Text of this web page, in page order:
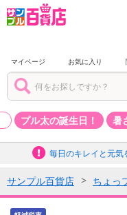
マイページ お気に入り
プル太の誕生日！ 暑
毎日のキレイと元気
サンプル百貨店 ちょっ